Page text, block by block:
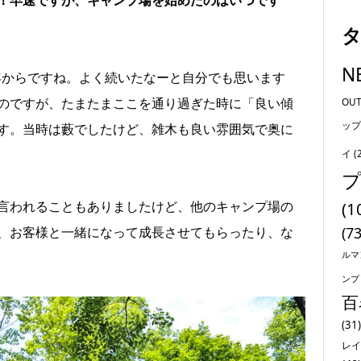
らですね。よく続いたなーと自分でも思います
ですが、たまたまここを通り過ぎた時に「良い傾
。当時は藪でしたけど、雑木も良い雰囲気で奥に
われることもありましたけど、他のキャンプ場の
お客様と一緒になって成長させてもらったり、な
ップ
イ
ル
ンプ
(31)
レ